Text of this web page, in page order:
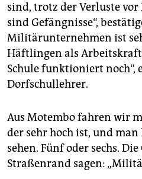
sind, trotz der Verluste vor
sind Gefängnisse“,
Militärunternehmen ist
Häftlingen als
Schule funktioniert noch“,
Dorfschullehrer.
Aus Motembo fahren wir
der sehr hoch ist, und
sehen. Fünf oder sechs.
Straßenrand sagen: